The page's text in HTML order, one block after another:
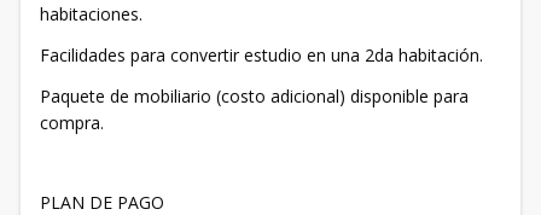
habitaciones.
Facilidades para convertir estudio en una 2da habitación.
Paquete de mobiliario (costo adicional) disponible para
compra.
PLAN DE PAGO